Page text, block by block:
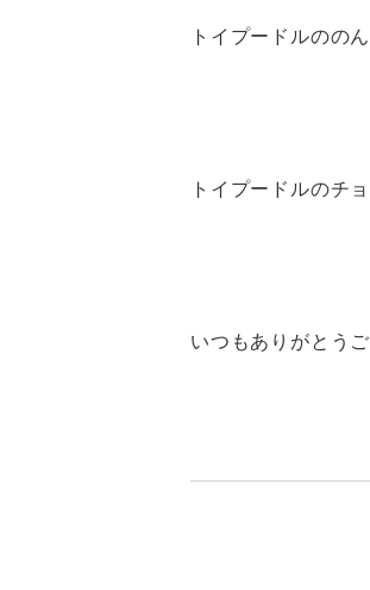
トイプードルのの
トイプードルのチ
いつもありがとう